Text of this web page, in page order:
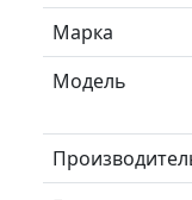
Марка
Модель